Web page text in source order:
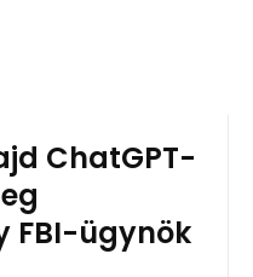
ChatGPT-
FBI-ügynök